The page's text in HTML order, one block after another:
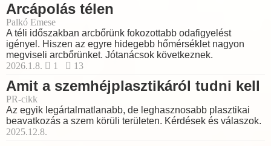
Arcápolás télen
Palkó Emese
A téli időszakban arcbőrünk fokozottabb odafigyelést
igényel. Hiszen az egyre hidegebb hőmérséklet nagyon
megviseli arcbőrünket. Jótanácsok következnek.
2026.1.8.
1 13
Amit a szemhéjplasztikáról tudni kell
PR-cikk
Az egyik legártalmatlanabb, de leghasznosabb plasztikai
beavatkozás a szem körüli területen. Kérdések és válaszok.
2025.12.8.